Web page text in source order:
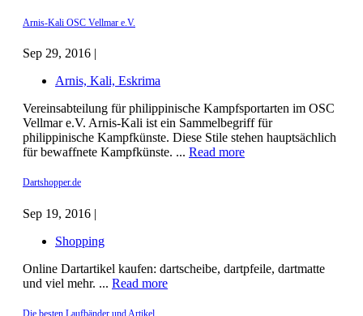
Arnis-Kali OSC Vellmar e.V.
Sep 29, 2016 |
Arnis, Kali, Eskrima
Vereinsabteilung für philippinische Kampfsportarten im OSC
Vellmar e.V. Arnis-Kali ist ein Sammelbegriff für
philippinische Kampfkünste. Diese Stile stehen hauptsächlich
für bewaffnete Kampfkünste. ... Read more
Dartshopper.de
Sep 19, 2016 |
Shopping
Online Dartartikel kaufen: dartscheibe, dartpfeile, dartmatte
und viel mehr. ... Read more
Die besten Laufbänder und Artikel